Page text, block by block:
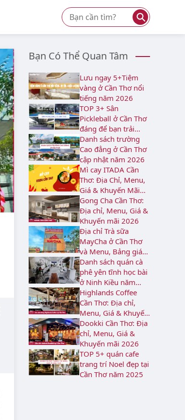
⚲
Bạn Có Thể Quan Tâm
Lưu ngay 5+Tiệm
vàng ở Cần Thơ nổi
tiếng năm 2026
TOP 3+ Sân
Pickleball ở Cần Thơ
đáng để bạn trải
nghiệm
Danh sách trường
Cao đẳng ở Cần Thơ
cập nhật năm 2026
Mì cay ITADA Cần
Thơ: Địa Chỉ, Menu,
Giá & Khuyến Mãi
2026
Gong Cha Cần Thơ:
Địa chỉ, Menu, Giá &
Khuyến mãi 2026
Địa chỉ Trà sữa
MayCha ở Cần Thơ
và Menu, Bảng giá
2026
Danh sách quán cà
phê yên tĩnh học bài
ở Ninh Kiều năm
2026
Highlands Coffee
Cần Thơ: Địa chỉ,
Menu, Giá & Khuyến
mãi 2026
Dookki Cần Thơ: Địa
chỉ, Menu, Giá &
Khuyến mãi 2026
TOP 5+ quán cafe
trang trí Noel đẹp tại
Cần Thơ năm 2025